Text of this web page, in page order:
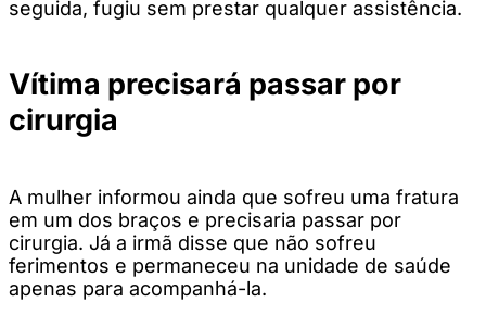
seguida, fugiu sem prestar qualquer assistência.
Vítima precisará passar por
cirurgia
A mulher informou ainda que sofreu uma fratura
em um dos braços e precisaria passar por
cirurgia. Já a irmã disse que não sofreu
ferimentos e permaneceu na unidade de saúde
apenas para acompanhá-la.